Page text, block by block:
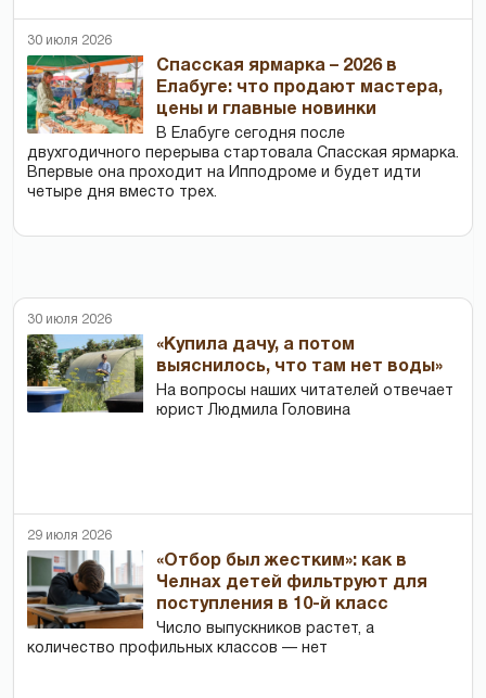
30 июля 2026
Спасская ярмарка – 2026 в
Елабуге: что продают мастера,
цены и главные новинки
В Елабуге сегодня после
двухгодичного перерыва стартовала Спасская ярмарка.
Впервые она проходит на Ипподроме и будет идти
четыре дня вместо трех.
30 июля 2026
«Купила дачу, а потом
выяснилось, что там нет воды»
На вопросы наших читателей отвечает
юрист Людмила Головина
29 июля 2026
«Отбор был жестким»: как в
Челнах детей фильтруют для
поступления в 10-й класс
Число выпускников растет, а
количество профильных классов — нет